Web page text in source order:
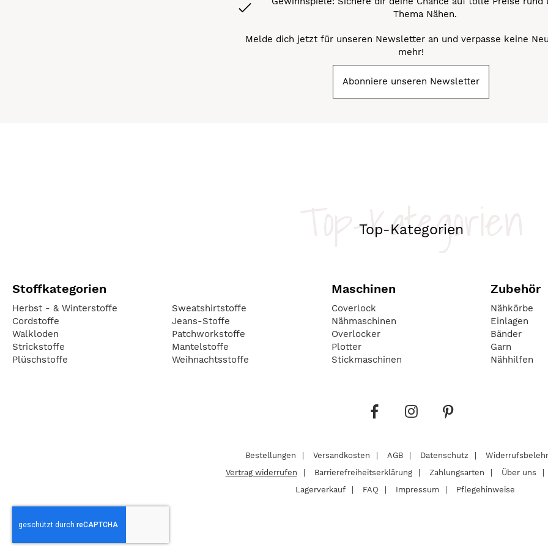
Thema Nähen.
Melde dich jetzt für unseren Newsletter an und verpasse keine
mehr!
Abonniere unseren Newsletter
Top-Kategorien
Top-Kategorien
Stoffkategorien
Herbst - & Winterstoffe
Cordstoffe
Walkloden
Strickstoffe
Plüschstoffe
Sweatshirtstoffe
Jeans-Stoffe
Patchworkstoffe
Mantelstoffe
Weihnachtsstoffe
Maschinen
Coverlock
Nähmaschinen
Overlocker
Plotter
Stickmaschinen
Zubehör
Nähkörbe
Einlagen
Bänder
Garn
Nähhilfen
Bestellungen Versandkosten AGB Datenschutz
Vertrag widerrufen
Barrierefreiheitserklärung Zahlungsarten Über uns
Lagerverkauf
FAQ Impressum Pflegehinweise